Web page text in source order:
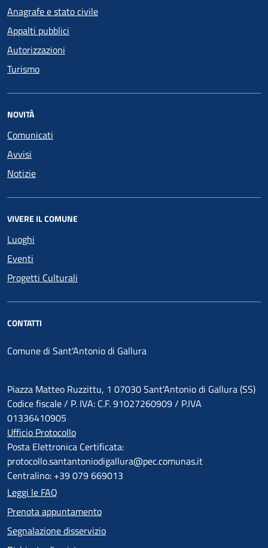
Anagrafe e stato civile
Appalti pubblici
Autorizzazioni
Turismo
NOVITÀ
Comunicati
Avvisi
Notizie
VIVERE IL COMUNE
Luoghi
Eventi
Progetti Culturali
CONTATTI
Comune di Sant'Antonio di Gallura
Piazza Matteo Ruzzittu, 1 07030 Sant'Antonio di Gallura (SS)
Codice fiscale / P. IVA: C.F. 91027260909 / P.IVA
01336410905
Ufficio Protocollo
Posta Elettronica Certificata:
protocollo.santantoniodigallura@pec.comunas.it
Centralino: +39 079 669013
Leggi le FAQ
Prenota appuntamento
Segnalazione disservizio